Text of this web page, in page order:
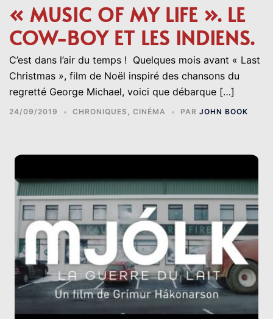
« MUSIC OF MY LIFE ». LE
COW-BOY ET LES INDIENS.
C’est dans l’air du temps ! Quelques mois avant « Last
Christmas », film de Noël inspiré des chansons du
regretté George Michael, voici que débarque […]
24/09/2019 CHRONIQUES , CINÉMA PAR JOHN BOOK